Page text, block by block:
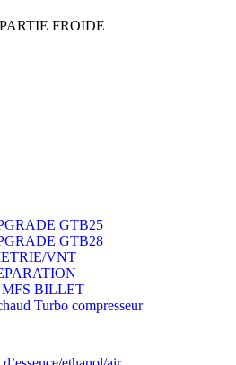
FROIDE
GTB25
GTB28
VNT
BILLET
Turbo compresseur